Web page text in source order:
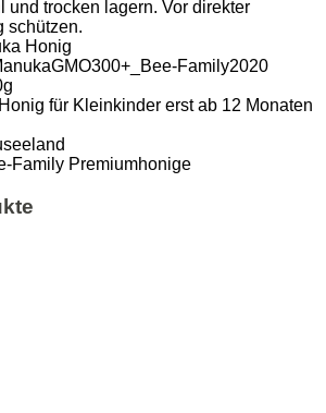
und trocken lagern. Vor direkter
schützen.
Honig
Family2020
für Kleinkinder erst ab 12 Monaten
Family Premiumhonige